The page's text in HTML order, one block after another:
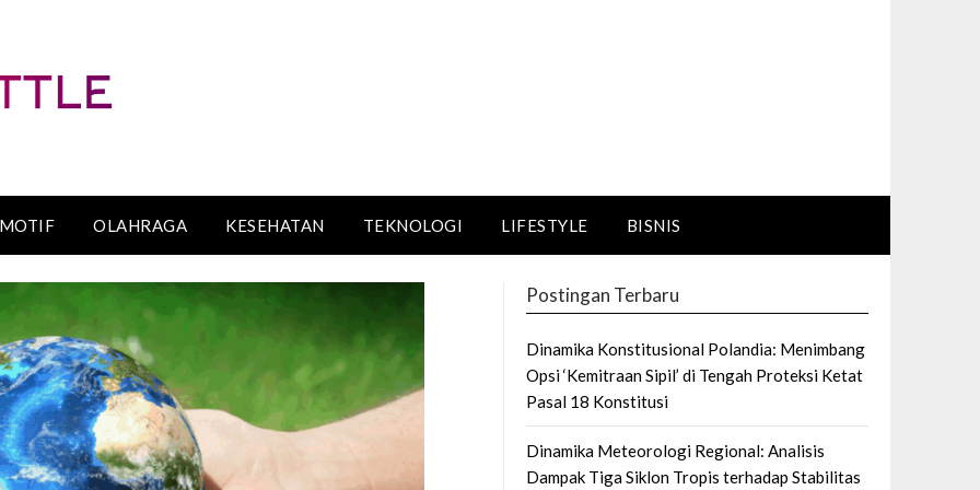
OLAHRAGA KESEHATAN TEKNOLOGI LIFESTYLE BISNIS
Postingan Terbaru
Dinamika Konstitusional Polandia: Menimbang
Opsi ‘Kemitraan Sipil’ di Tengah Proteksi Ketat
Pasal 18 Konstitusi
Dinamika Meteorologi Regional: Analisis
Dampak Tiga Siklon Tropis terhadap Stabilitas